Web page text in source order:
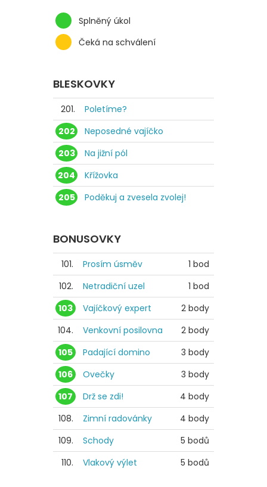
Splněný úkol
Čeká na schválení
BLESKOVKY
201.
Poletíme?
202
Neposedné vajíčko
203
Na jižní pól
204
Křížovka
205
Poděkuj a zvesela zvolej!
BONUSOVKY
101. Prosím úsměv
1 bod
102.
Netradiční uzel
1 bod
103
Vajíčkový expert
2 body
104.
Venkovní posilovna
2 body
105
Padající domino
3 body
106
Ovečky
3 body
107
Drž se zdi!
4 body
108.
Zimní radovánky
4 body
109.
Schody
5 bodů
110.
Vlakový výlet 5 bodů